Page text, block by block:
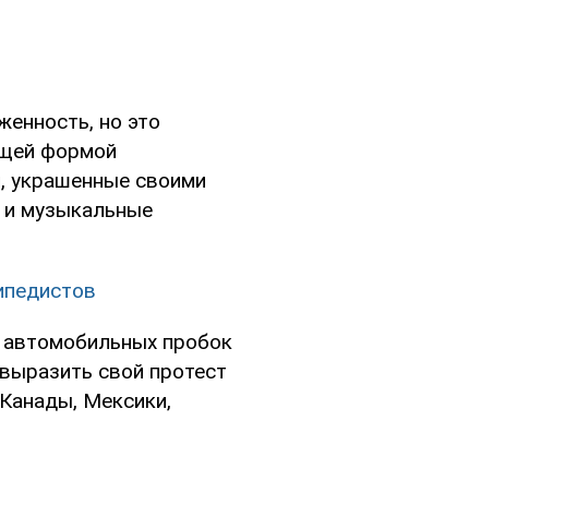
но это
формой
украшенные своими
музыкальные
пробок
свой протест
Мексики,